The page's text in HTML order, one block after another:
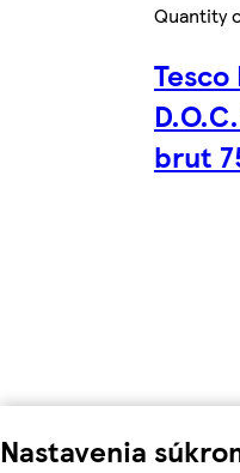
Nastavenia
Quantity
brut